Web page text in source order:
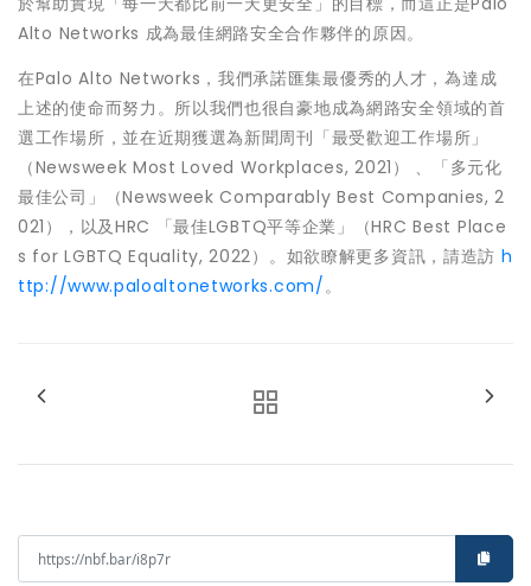
Alto Networks 成為最佳網路安全合作夥伴的原因。
在Palo Alto Networks，我們承諾匯集最優秀的人才，為達成
上述的使命而努力。所以我們也很自豪地成為網路安全領域的首
選工作場所，並在近期獲選為新聞周刊「最受歡迎工作場所」
（Newsweek Most Loved Workplaces, 2021） 、「多元化
最佳公司」（Newsweek Comparably Best Companies, 2
021），以及HRC 「最佳LGBTQ平等企業」（HRC Best Place
s for LGBTQ Equality, 2022）。如欲瞭解更多資訊，請造訪 h
ttp://www.paloaltonetworks.com/。